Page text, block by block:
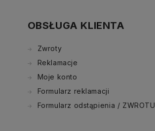
OBSŁUGA KLIENTA
Zwroty
Reklamacje
Moje konto
Formularz reklamacji
Formularz odstąpienia / ZWROTU